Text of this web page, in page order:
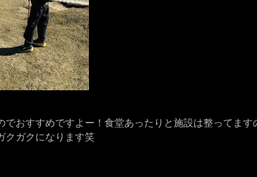
でおすすめですよー！食堂あったりと施設は整ってま
クガクになります笑